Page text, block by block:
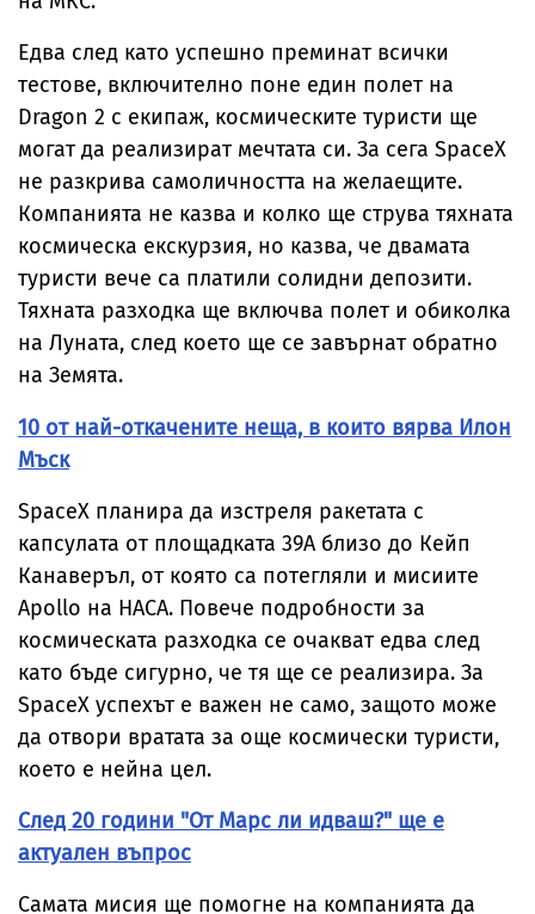
Едва след като успешно преминат всички
тестове, включително поне един полет на
Dragon 2 с екипаж, космическите туристи ще
могат да реализират мечтата си. За сега SpaceX
не разкрива самоличността на желаещите.
Компанията не казва и колко ще струва тяхната
космическа екскурзия, но казва, че двамата
туристи вече са платили солидни депозити.
Тяхната разходка ще включва полет и обиколка
на Луната, след което ще се завърнат обратно
на Земята.
10 от най-откачените неща, в които вярва Илон
Мъск
SpaceX планира да изстреля ракетата с
капсулата от площадката 39A близо до Кейп
Канаверъл, от която са потегляли и мисиите
Apollo на НАСА. Повече подробности за
космическата разходка се очакват едва след
като бъде сигурно, че тя ще се реализира. За
SpaceX успехът е важен не само, защото може
да отвори вратата за още космически туристи,
което е нейна цел.
След 20 години "От Марс ли идваш?" ще е
актуален въпрос
Самата мисия ще помогне на компанията да